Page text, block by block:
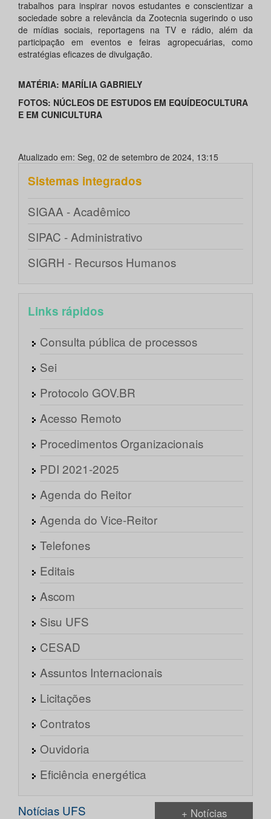
trabalhos para inspirar novos estudantes e conscientizar a
sociedade sobre a relevância da Zootecnia sugerindo o uso
de mídias sociais, reportagens na TV e rádio, além da
participação em eventos e feiras agropecuárias, como
estratégias eficazes de divulgação.
MATÉRIA: MARÍLIA GABRIELY
FOTOS: NÚCLEOS DE ESTUDOS EM EQUÍDEOCULTURA
E EM CUNICULTURA
Atualizado em: Seg, 02 de setembro de 2024, 13:15
Sistemas integrados
SIGAA - Acadêmico
SIPAC - Administrativo
SIGRH - Recursos Humanos
Links rápidos
Consulta pública de processos
Sei
Protocolo GOV.BR
Acesso Remoto
Procedimentos Organizacionais
PDI 2021-2025
Agenda do Reitor
Agenda do Vice-Reitor
Telefones
Editais
Ascom
Sisu UFS
CESAD
Assuntos Internacionais
Licitações
Contratos
Ouvidoria
Eficiência energética
Notícias UFS + Notícias